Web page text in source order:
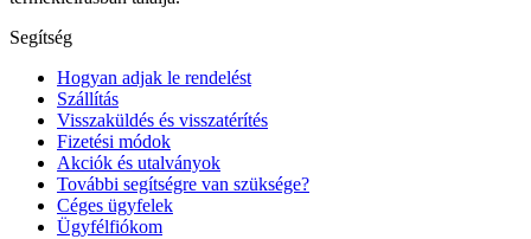
Segítség
Hogyan adjak le rendelést
Szállítás
Visszaküldés és visszatérítés
Fizetési módok
Akciók és utalványok
További segítségre van szüksége?
Céges ügyfelek
Ügyfélfiókom